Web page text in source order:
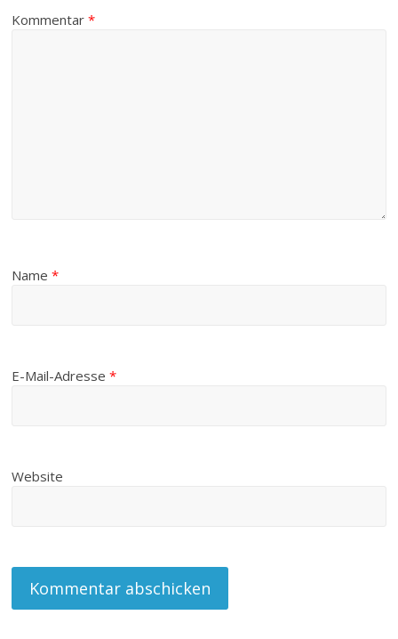
Kommentar*
Name*
E-Mail-Adresse*
Website